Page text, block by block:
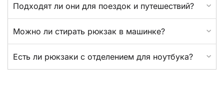
Подходят ли они для поездок и путешествий?
Можно ли стирать рюкзак в машинке?
Есть ли рюкзаки с отделением для ноутбука?